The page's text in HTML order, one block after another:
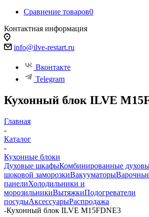
Сравнение товаров0
Контактная информация
info@ilve-restart.ru
Вконтакте
Telegram
Кухонный блок ILVE
Главная
-
Каталог
-
Кухонные блоки
Духовые шкафыКомбинированные
шоковой заморозкиВакууматоры
панелиХолодильники и
морозильникиВытяжкиПодогреватели
посудыАксессуарыРаспродажа
-Кухонный блок ILVE M15FDNE3